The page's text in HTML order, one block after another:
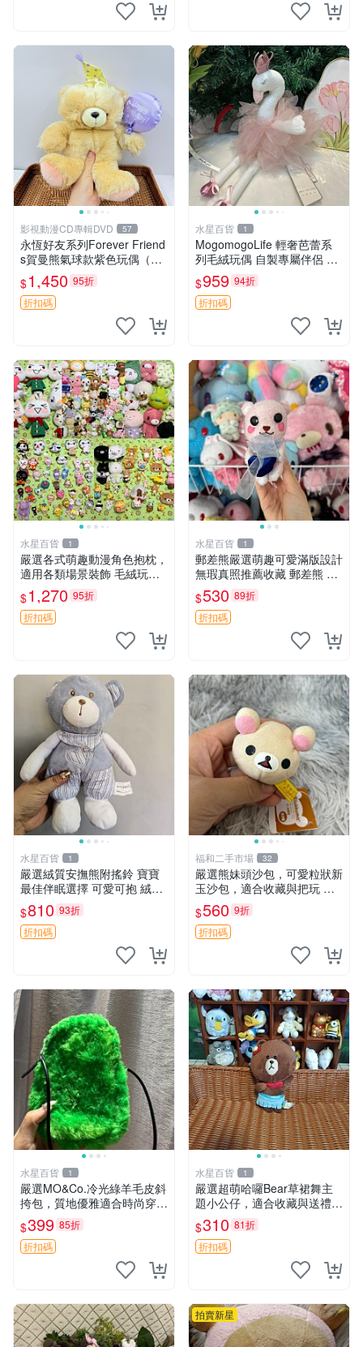
影視動漫CD專輯DVD 57
永恆好友系列Forever Friend
s賀曼熊氣球款紫色玩偶（鼻
子稍有磨損） 中古玩具 氣球
熊 玩偶
$1,450 95折
折扣碼
水星百貨 1
MogomogoLife 輕奢芭蕾系
列毛絨玩偶 自製專屬伴侶 帶
標牌全新成色 芭蕾系列 毛絨
玩偶 安撫玩具 新款上架
$959 94折
折扣碼
水星百貨 1
嚴選各式萌趣動漫角色抱枕，
適用各類場景裝飾 毛絨玩
具、卡通抱枕、趣味玩偶
$1,270 95折
折扣碼
水星百貨 1
郵差熊嚴選萌趣可愛滿版設計
無瑕真照推薦收藏 郵差熊 熊
抱枕 紅薯啵啵間
$530 89折
折扣碼
水星百貨 1
嚴選絨質安撫熊附搖鈴 寶寶
最佳伴眠選擇 可愛可抱 絨毛
玩具 安撫熊 嬰兒用
$810 93折
折扣碼
福和二手市場 32
嚴選熊妹頭沙包，可愛粒狀新
玉沙包，適合收藏與把玩 熊
妹 沙包 玉石
$560 9折
折扣碼
水星百貨 1
嚴選MO&Co.冷光綠羊毛皮斜
挎包，質地優雅適合時尚穿搭
冷光綠 皮包 斜挎包
$399 85折
折扣碼
水星百貨 1
嚴選超萌哈囉Bear草裙舞主
題小公仔，適合收藏與送禮 1
00 克 哈囉Bear 草裙舞
$310 81折
折扣碼
拍賣新星